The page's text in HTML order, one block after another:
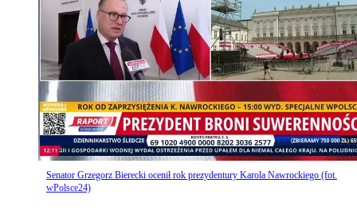
Senator Grzegorz Bierecki ocenił rok prezydentury Karola Nawrockiego (fot.
wPolsce24)